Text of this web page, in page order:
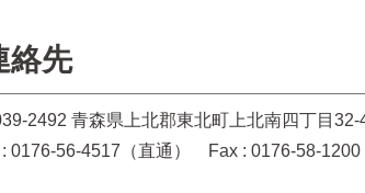
絡先
2492 青森県上北郡東北町上北南四丁目
: 0176-56-4517（直通） Fax : 0176-58-1200